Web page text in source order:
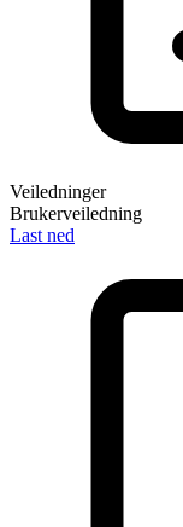
Veiledninger
Brukerveiledning
Last ned